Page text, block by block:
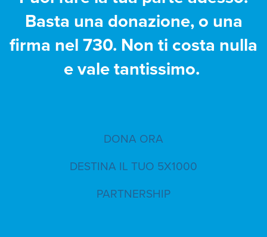
Basta una donazione, o una
firma nel 730. Non ti costa nulla
e vale tantissimo.
DONA ORA
DESTINA IL TUO 5X1000
PARTNERSHIP